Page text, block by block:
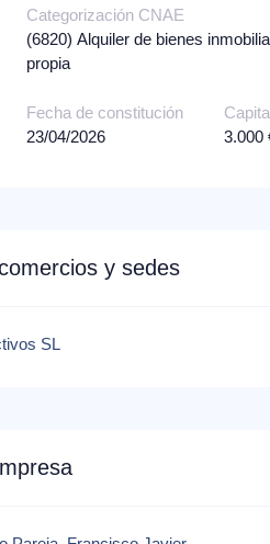
Categorización CNAE
(6820) Alquiler de bienes
propia
Fecha de constitución
23/04/2026
3.000
y sedes
SL